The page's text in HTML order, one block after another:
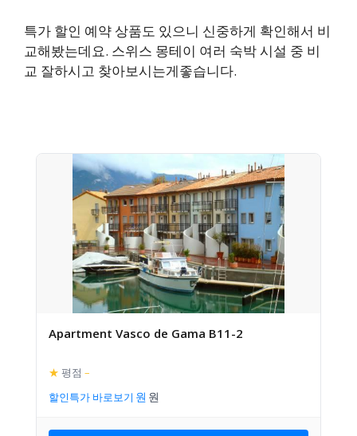
특가 할인 예약 상품도 있으니 신중하게 확인해서 비
교해봤는데요. 스위스 몽테이 여러 숙박 시설 중 비
교 잘하시고 찾아보시는게좋습니다.
Apartment Vasco de Gama B11-2
★ 평점 –
할인특가 바로보기